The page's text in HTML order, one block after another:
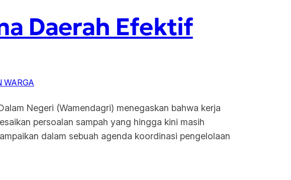
Daerah Efektif
WARGA
Negeri (Wamendagri) menegaskan bahwa kerja
persoalan sampah yang hingga kini masih
dalam sebuah agenda koordinasi pengelolaan